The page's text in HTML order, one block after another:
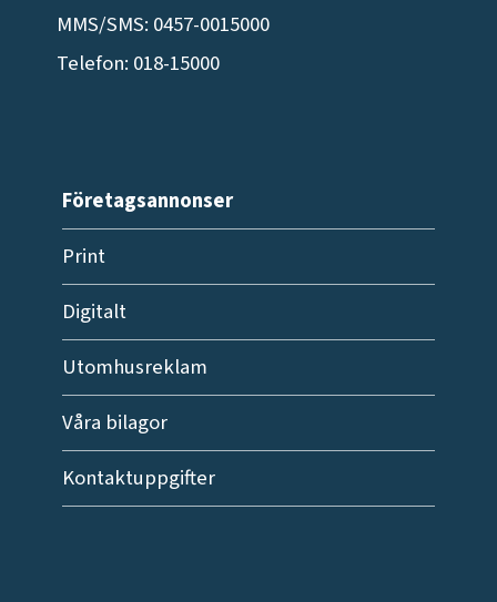
MMS/SMS: 0457-0015000
Telefon: 018-15000
Företagsannonser
Print
Digitalt
Utomhusreklam
Våra bilagor
Kontaktuppgifter